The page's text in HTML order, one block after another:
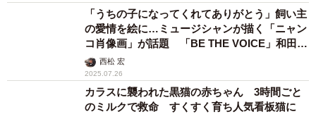
「うちの子になってくれてありがとう」飼い主
の愛情を絵に…ミュージシャンが描く「ニャン
コ肖像画」が話題 「BE THE VOICE」和田純
子さん
西松 宏
2025.07.26
カラスに襲われた黒猫の赤ちゃん 3時間ごと
のミルクで救命 すくすく育ち人気看板猫に